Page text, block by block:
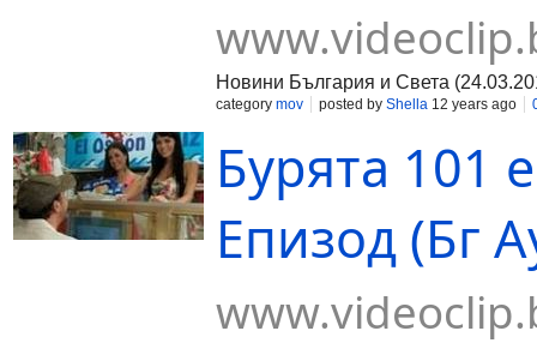
Новини България и Света
category mov posted by Shella 12 years ago
Бурята 101
Епизод (Бг